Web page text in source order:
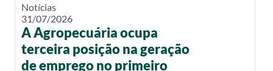
Notícias
31/07/2026
A Agropecuária ocupa
terceira posição na geração
de emprego no primeiro